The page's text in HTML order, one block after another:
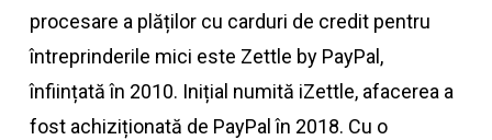
procesare a plăților cu carduri de credit pentru
întreprinderile mici este Zettle by PayPal,
înființată în 2010. Inițial numită iZettle, afacerea a
fost achiziționată de PayPal în 2018. Cu o